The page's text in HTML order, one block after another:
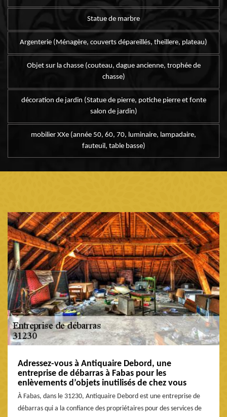
Statue de marbre
Argenterie (Ménagère, couverts dépareillés, theillere, plateau)
Objet sur la chasse (couteau, dague ancienne, trophée de
chasse)
décoration de jardin (Statue de pierre, potiche pierre et fonte
salon de jardin)
mobilier XXe (année 50, 60, 70, luminaire, lampadaire,
fauteuil, table basse)
Adressez-vous à Antiquaire Debord, une
entreprise de débarras à Fabas pour les
enlèvements d’objets inutilisés de chez vous
À Fabas, dans le 31230, Antiquaire Debord est une entreprise de
débarras qui a la confiance des propriétaires pour des services de